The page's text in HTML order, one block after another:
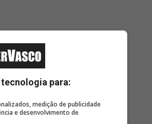
para:
medição de publicidade
e desenvolvimento de